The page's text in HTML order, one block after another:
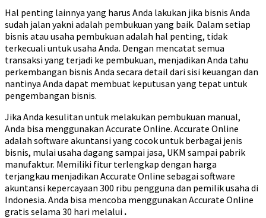
Hal penting lainnya yang harus Anda lakukan jika bisnis Anda
sudah jalan yakni adalah pembukuan yang baik. Dalam setiap
bisnis atau usaha pembukuan adalah hal penting, tidak
terkecuali untuk usaha Anda. Dengan mencatat semua
transaksi yang terjadi ke pembukuan, menjadikan Anda tahu
perkembangan bisnis Anda secara detail dari sisi keuangan dan
nantinya Anda dapat membuat keputusan yang tepat untuk
pengembangan bisnis.
Jika Anda kesulitan untuk melakukan pembukuan manual,
Anda bisa menggunakan Accurate Online. Accurate Online
adalah software akuntansi yang cocok untuk berbagai jenis
bisnis, mulai usaha dagang sampai jasa, UKM sampai pabrik
manufaktur. Memiliki fitur terlengkap dengan harga
terjangkau menjadikan Accurate Online sebagai software
akuntansi kepercayaan 300 ribu pengguna dan pemilik usaha di
Indonesia. Anda bisa mencoba menggunakan Accurate Online
gratis selama 30 hari melalui .